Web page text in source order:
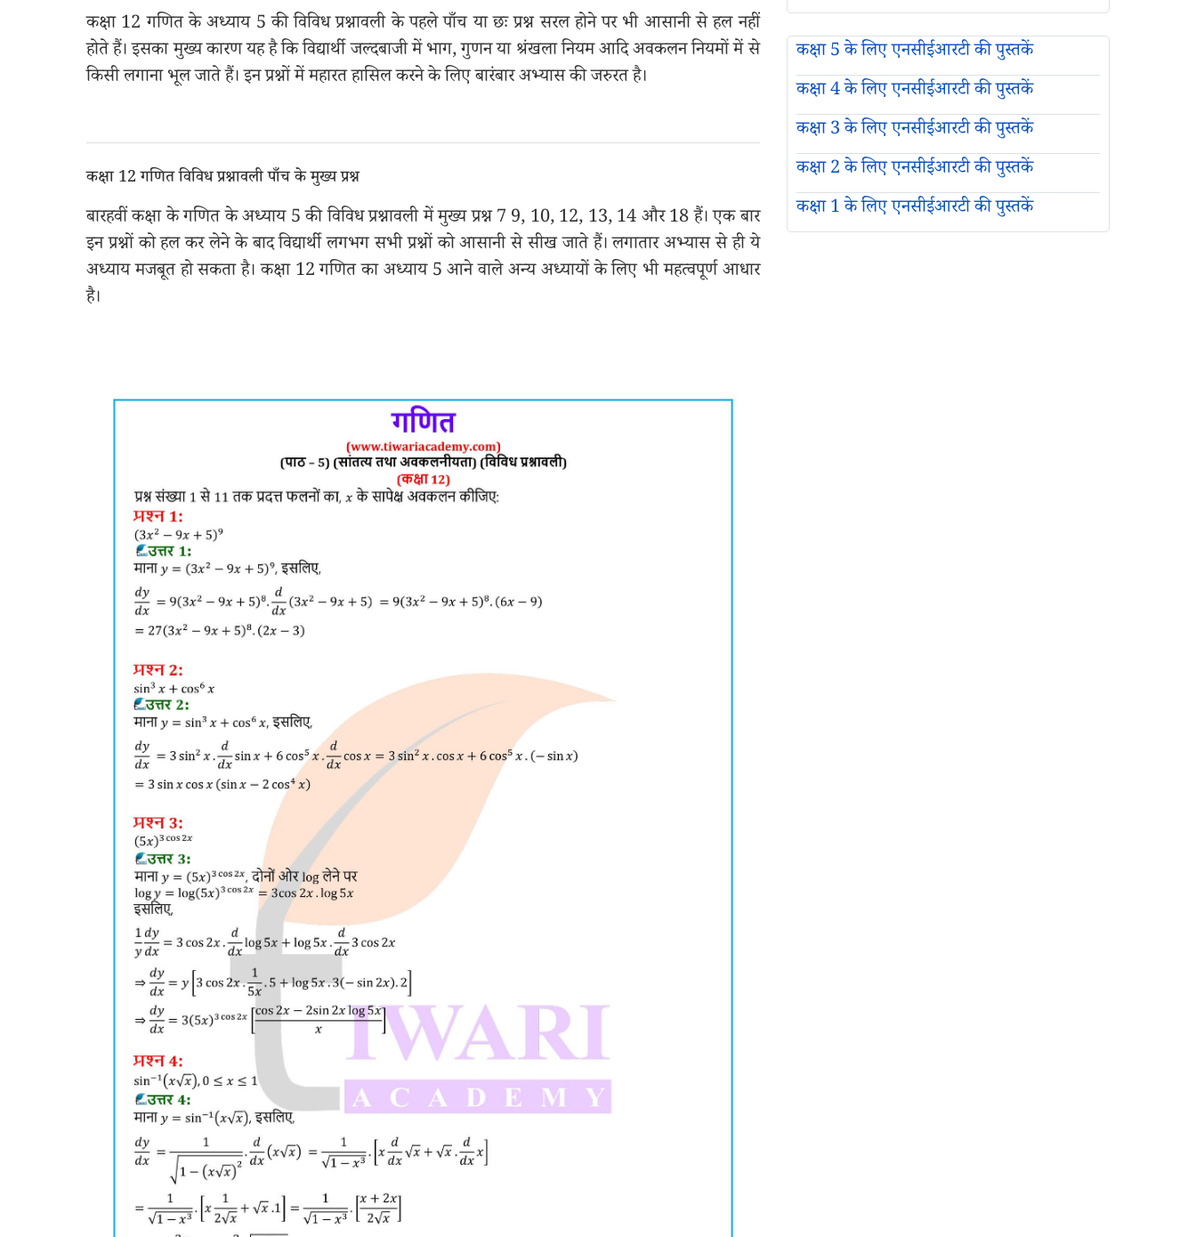
कक्षा 12 गणित के अध्याय 5 की विविध प्रश्नावली के पहले पाँच या छः प्रश्न सरल होने पर भी आसानी से हल नहीं
होते हैं। इसका मुख्य कारण यह है कि विद्यार्थी जल्दबाजी में भाग, गुणन या श्रंखला नियम आदि अवकलन नियमों में से
किसी लगाना भूल जाते हैं। इन प्रश्नों में महारत हासिल करने के लिए बारंबार अभ्यास की जरुरत है।
कक्षा 12 गणित विविध प्रश्नावली पाँच के मुख्य प्रश्न
बारहवीं कक्षा के गणित के अध्याय 5 की विविध प्रश्नावली में मुख्य प्रश्न 7 9, 10, 12, 13, 14 और 18 हैं। एक बार
इन प्रश्नों को हल कर लेने के बाद विद्यार्थी लगभग सभी प्रश्नों को आसानी से सीख जाते हैं। लगातार अभ्यास से ही ये
अध्याय मजबूत हो सकता है। कक्षा 12 गणित का अध्याय 5 आने वाले अन्य अध्यायों के लिए भी महत्वपूर्ण आधार
है।
कक्षा 5 के लिए एनसीईआरटी की पुस्तकें
कक्षा 4 के लिए एनसीईआरटी की पुस्तकें
कक्षा 3 के लिए एनसीईआरटी की पुस्तकें
कक्षा 2 के लिए एनसीईआरटी की पुस्तकें
कक्षा 1 के लिए एनसीईआरटी की पुस्तकें